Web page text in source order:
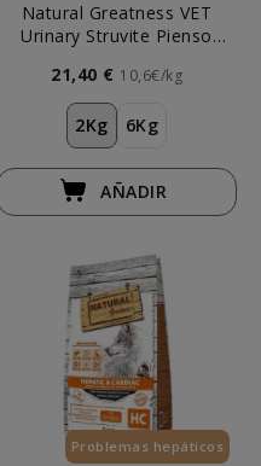
Natural Greatness VET
Urinary Struvite Pienso
21,40 € 10,6€/kg
2Kg 6Kg
AÑADIR
Problemas hepáticos